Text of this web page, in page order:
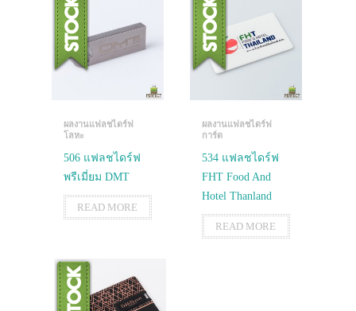
ผลงานแฟลชไดร์ฟ
โลหะ
506 แฟลชไดร์ฟ
พรีเมี่ยม DMT
READ MORE
ผลงานแฟลชไดร์ฟ
การ์ด
534 แฟลชไดร์ฟ
FHT Food And
Hotel Thanland
READ MORE